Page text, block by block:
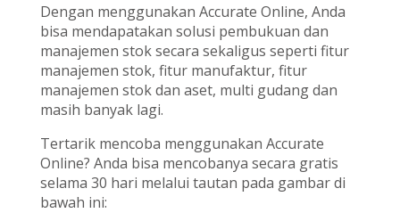
Dengan menggunakan Accurate Online, Anda
bisa mendapatakan solusi pembukuan dan
manajemen stok secara sekaligus seperti fitur
manajemen stok, fitur manufaktur, fitur
manajemen stok dan aset, multi gudang dan
masih banyak lagi.
Tertarik mencoba menggunakan Accurate
Online? Anda bisa mencobanya secara gratis
selama 30 hari melalui tautan pada gambar di
bawah ini: